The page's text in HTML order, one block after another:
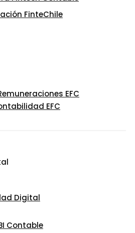
FinteChile
EFC
EFC
Digital
Contable